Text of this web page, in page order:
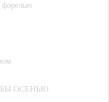
форелью
ОСЕНЬЮ